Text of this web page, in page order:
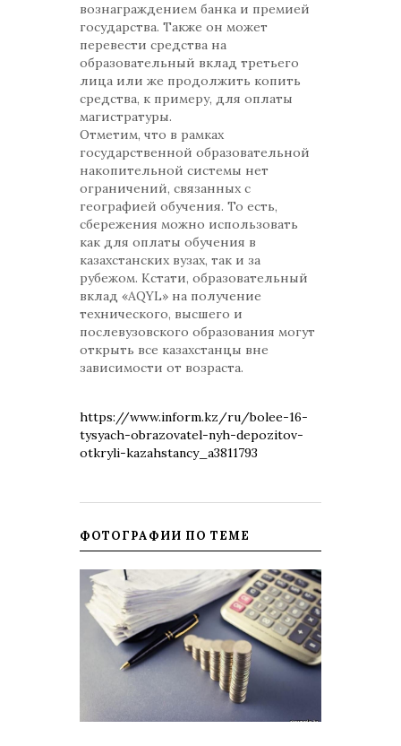
вознаграждением банка и премией
государства. Также он может
перевести средства на
образовательный вклад третьего
лица или же продолжить копить
средства, к примеру, для оплаты
магистратуры.
Отметим, что в рамках
государственной образовательной
накопительной системы нет
ограничений, связанных с
географией обучения. То есть,
сбережения можно использовать
как для оплаты обучения в
казахстанских вузах, так и за
рубежом. Кстати, образовательный
вклад «AQYL» на получение
технического, высшего и
послевузовского образования могут
открыть все казахстанцы вне
зависимости от возраста.
https://www.inform.kz/ru/bolee-16-
tysyach-obrazovatel-nyh-depozitov-
otkryli-kazahstancy_a3811793
ФОТОГРАФИИ ПО ТЕМЕ